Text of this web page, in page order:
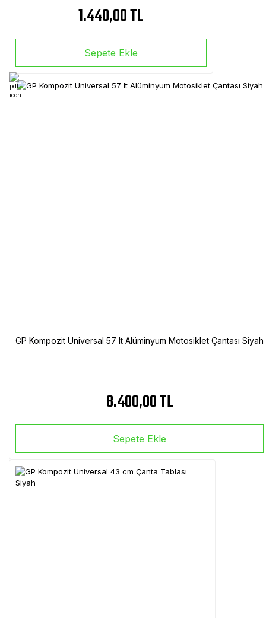
1.440,00 TL
Sepete Ekle
GP Kompozit Universal 57 lt Alüminyum Motosiklet Çantası Siyah
8.400,00 TL
Sepete Ekle